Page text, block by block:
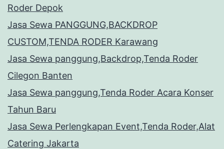
Roder Depok
Jasa Sewa PANGGUNG,BACKDROP
CUSTOM,TENDA RODER Karawang
Jasa Sewa panggung,Backdrop,Tenda Roder
Cilegon Banten
Jasa Sewa panggung,Tenda Roder Acara Konser
Tahun Baru
Jasa Sewa Perlengkapan Event,Tenda Roder,Alat
Catering Jakarta